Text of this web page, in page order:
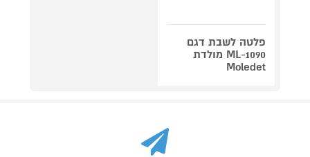
פלטה לשבת דגם
ML-1090 מולדת
Moledet